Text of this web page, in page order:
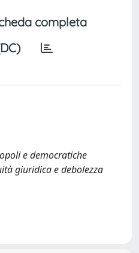
completa
e democratiche
giuridica e debolezza